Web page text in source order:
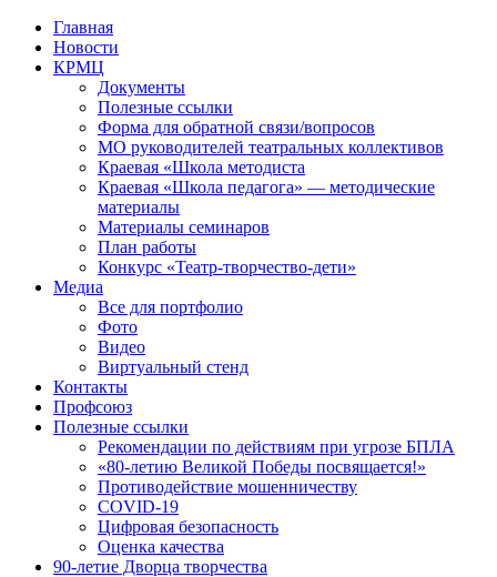
Перейти
контенту
Главная
Новости
КРМЦ
Документы
Полезные ссылки
Форма для обратной связи/вопросов
МО руководителей театральных коллективов
Краевая «Школа методиста
Краевая «Школа педагога» — методические
материалы
Материалы семинаров
План работы
Конкурс «Театр-творчество-дети»
Медиа
Все для портфолио
Фото
Видео
Виртуальный стенд
Контакты
Профсоюз
Полезные ссылки
Рекомендации по действиям при угрозе БПЛА
«80-летию Великой Победы посвящается!»
Противодействие мошенничеству
COVID-19
Цифровая безопасность
Оценка качества
90-летие Дворца творчества